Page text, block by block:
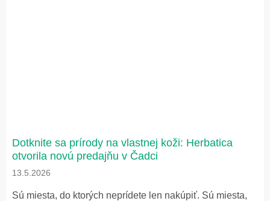
Dotknite sa prírody na vlastnej koži: Herbatica
otvorila novú predajňu v Čadci
13.5.2026
Sú miesta, do ktorých neprídete len nakúpiť. Sú miesta,